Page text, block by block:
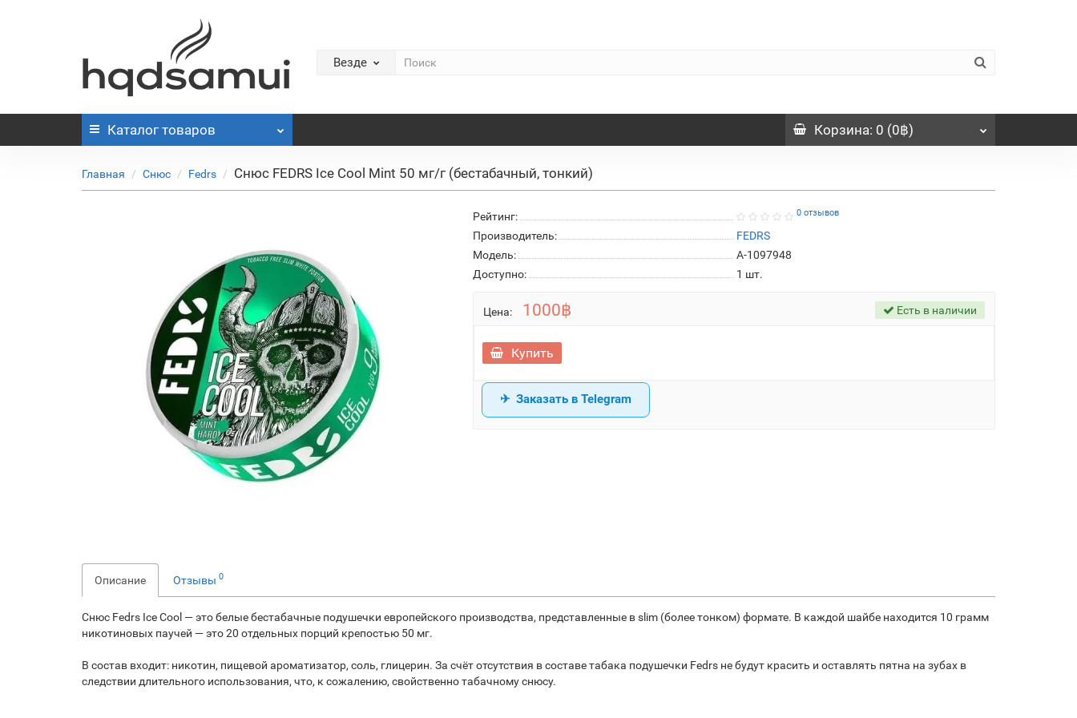
Везде
Каталог товаров Корзина: 0 (0฿)
Главная Снюс Fedrs Снюс FEDRS Ice Cool Mint 50 мг/г (бестабачный, тонкий)
Рейтинг: 0 отзывов
Производитель:
FEDRS
Модель:
A-1097948
Доступно:
1 шт.
Цена: 1000฿ Есть в наличии
Купить
Заказать в Telegram
Описание Отзывы 0
Снюс Fedrs Ice Cool — это белые бестабачные подушечки европейского производства, представленные в slim (более тонком) формате. В каждой шайбе находится 10 грамм
никотиновых паучей — это 20 отдельных порций крепостью 50 мг.
В состав входит: никотин, пищевой ароматизатор, соль, глицерин. За счёт отсутствия в составе табака подушечки Fedrs не будут красить и оставлять пятна на зубах в
следствии длительного использования, что, к сожалению, свойственно табачному снюсу.